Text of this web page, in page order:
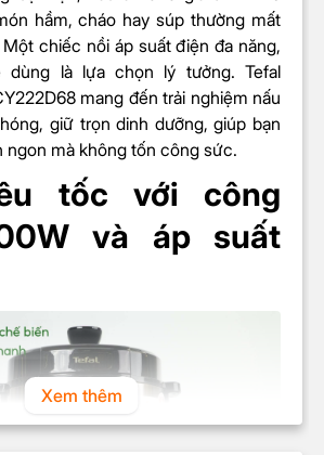
hầm, cháo hay súp thường mất
chiếc nồi áp suất điện đa năng,
dùng là lựa chọn lý tưởng. Tefal
mang đến trải nghiệm nấu
giữ trọn dinh dưỡng, giúp bạn
ngon mà không tốn công sức.
tốc với công
và áp suất
Xem thêm